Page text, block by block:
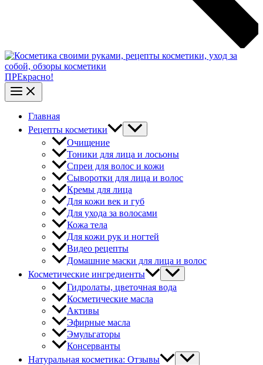
ПРЕкрасно!
Главная
Рецепты косметики
Очищение
Тоники для лица и лосьоны
Спреи для волос и кожи
Сыворотки для лица и волос
Кремы для лица
Для кожи век и губ
Для ухода за волосами
Кожа тела
Для кожи рук и ногтей
Видео рецепты
Домашние маски для лица и волос
Косметические ингредиенты
Гидролаты, цветочная вода
Косметические масла
Активы
Эфирные масла
Эмульгаторы
Консерванты
Натуральная косметика: Отзывы